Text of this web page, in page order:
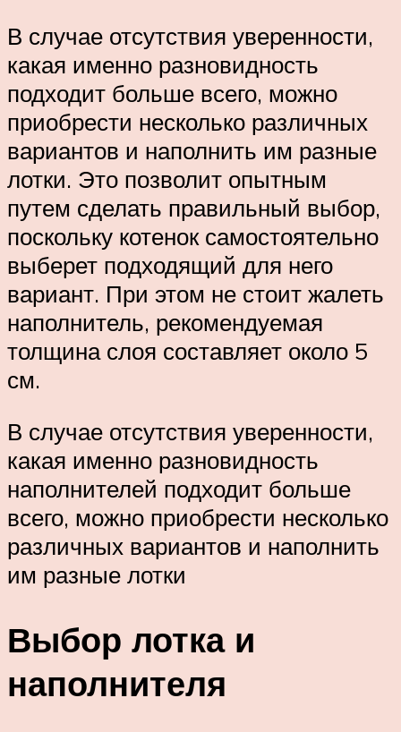
В случае отсутствия уверенности,
какая именно разновидность
подходит больше всего, можно
приобрести несколько различных
вариантов и наполнить им разные
лотки. Это позволит опытным
путем сделать правильный выбор,
поскольку котенок самостоятельно
выберет подходящий для него
вариант. При этом не стоит жалеть
наполнитель, рекомендуемая
толщина слоя составляет около 5
см.
В случае отсутствия уверенности,
какая именно разновидность
наполнителей подходит больше
всего, можно приобрести несколько
различных вариантов и наполнить
им разные лотки
Выбор лотка и
наполнителя